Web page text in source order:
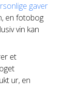
gaver
en fotobog
vin kan
et
ur, en